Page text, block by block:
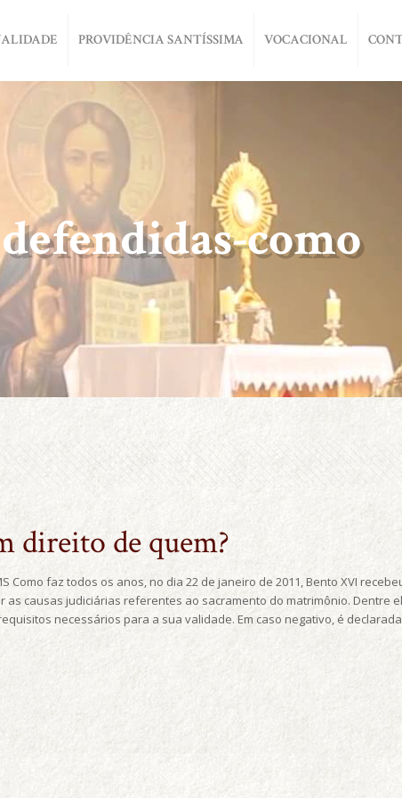
PROVIDÊNCIA SANTÍSSIMA VOCACIONAL
defendidas-como
direito de quem?
Como faz todos os anos, no dia 22 de janeiro de 2011, Bento XVI
as causas judiciárias referentes ao sacramento do matrimônio. Dentre
necessários para a sua validade. Em caso negativo, é